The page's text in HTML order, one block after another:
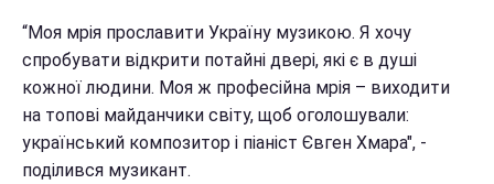
“Моя мрія прославити Україну музикою. Я хочу
спробувати відкрити потайні двері, які є в душі
кожної людини. Моя ж професійна мрія – виходити
на топові майданчики світу, щоб оголошували:
український композитор і піаніст Євген Хмара", -
поділився музикант.